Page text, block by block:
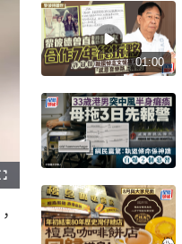
F
u
s
01:00